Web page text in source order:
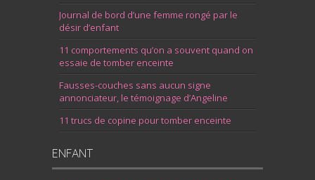
Journal de bord d’une femme rongé par le
désir d’enfant
11 comportements qu’on a souvent quand on
essaie de tomber enceinte
Fausses-couches sans aucun signe
annonciateur, le témoignage d’Angeline
11 trucs de copine pour tomber enceinte
ENFANT